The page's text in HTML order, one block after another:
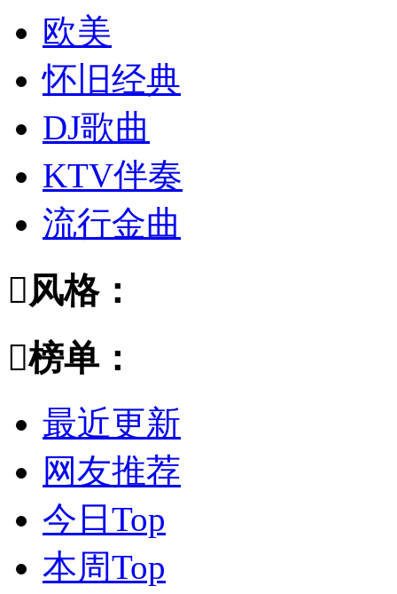
欧美
怀旧经典
DJ歌曲
KTV伴奏
流行金曲
风格：
榜单：
最近更新
网友推荐
今日Top
本周Top